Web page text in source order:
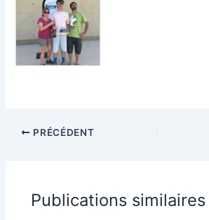
PRÉCÉDENT
Publications similaires